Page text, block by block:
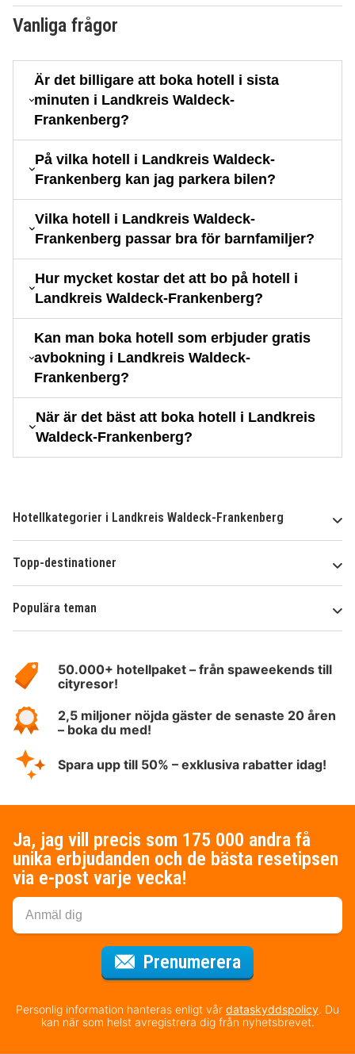
Vanliga frågor
Är det billigare att boka hotell i sista
minuten i Landkreis Waldeck-
Frankenberg?
På vilka hotell i Landkreis Waldeck-
Frankenberg kan jag parkera bilen?
Vilka hotell i Landkreis Waldeck-
Frankenberg passar bra för barnfamiljer?
Hur mycket kostar det att bo på hotell i
Landkreis Waldeck-Frankenberg?
Kan man boka hotell som erbjuder gratis
avbokning i Landkreis Waldeck-
Frankenberg?
När är det bäst att boka hotell i Landkreis
Waldeck-Frankenberg?
Hotellkategorier i Landkreis Waldeck-Frankenberg
Topp-destinationer
Populära teman
HotelSpecials50.000+ hotellpaket – från spaweekends till
cityresor!
2,5 miljoner nöjda gäster de senaste 20 åren
– boka du med!
Spara upp till 50% – exklusiva rabatter idag!
Ja, jag vill precis som 175 000 andra få
unika erbjudanden och de bästa resetipsen
via e-post varje vecka!
Prenumerera
Personlig information hanteras enligt vår dataskyddspolicy. Du
kan när som helst avregistrera dig från nyhetsbrevet.